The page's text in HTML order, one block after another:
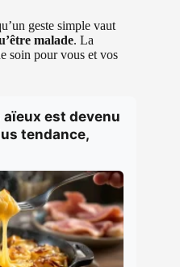
geste simple vaut
malade. La
soin pour vous et vos
aïeux est devenu
tendance,